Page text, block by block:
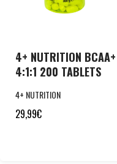
4+ NUTRITION BCAA+
4:1:1 200 TABLETS
4+ NUTRITION
29,99€